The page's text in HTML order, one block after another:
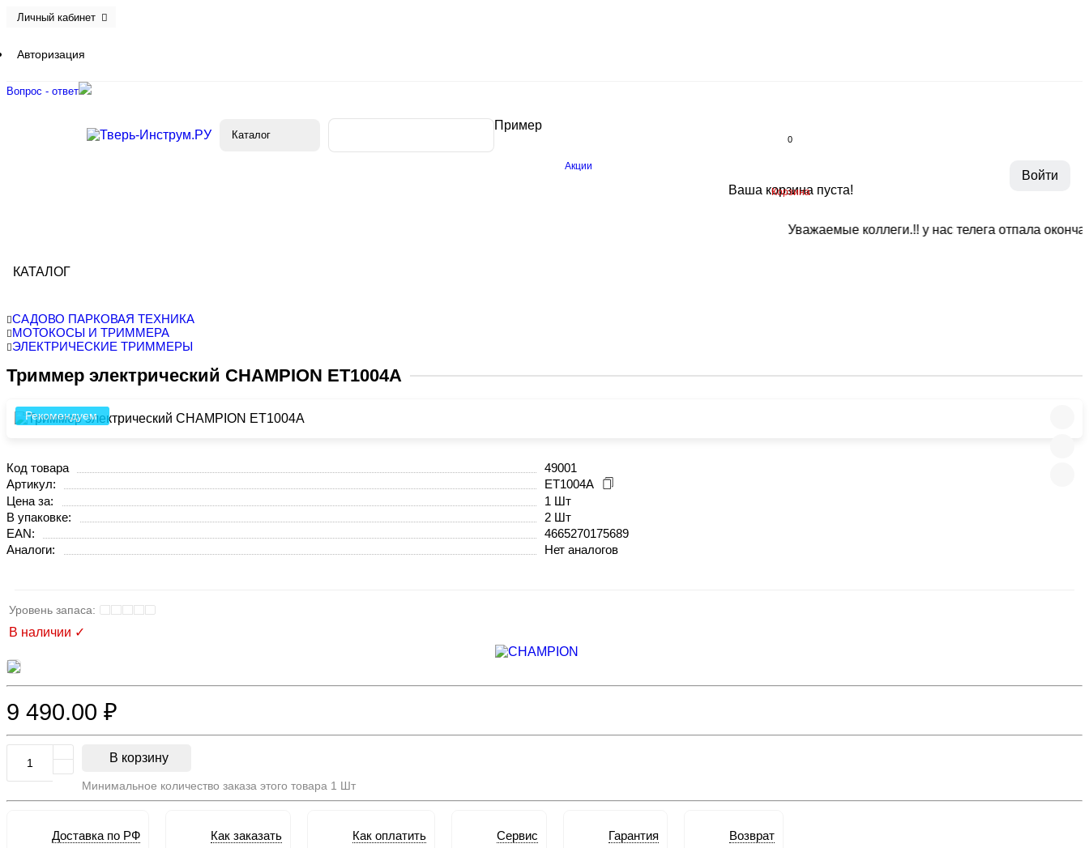
Личный кабинет
Авторизация
Вопрос - ответ
Каталог
Пример
Акции
0
Ваша корзина пуста!
Корзина
Войти
Уважаемые коллеги.!! у нас телега отпала
КАТАЛОГ
САДОВО ПАРКОВАЯ ТЕХНИКА
МОТОКОСЫ И ТРИММЕРА
ЭЛЕКТРИЧЕСКИЕ ТРИММЕРЫ
Триммер электрический CHAMPION ET1004А
Рекомендуем
Код товара
49001
Артикул:
ET1004A
Цена за:
1 Шт
В упаковке:
2 Шт
EAN:
4665270175689
Аналоги:
Нет аналогов
В наличии ✓
9 490.00 ₽
В корзину
Минимальное количество заказа этого товара 1 Шт
Доставка по РФ Как заказать Как оплатить Сервис Гарантия Возврат